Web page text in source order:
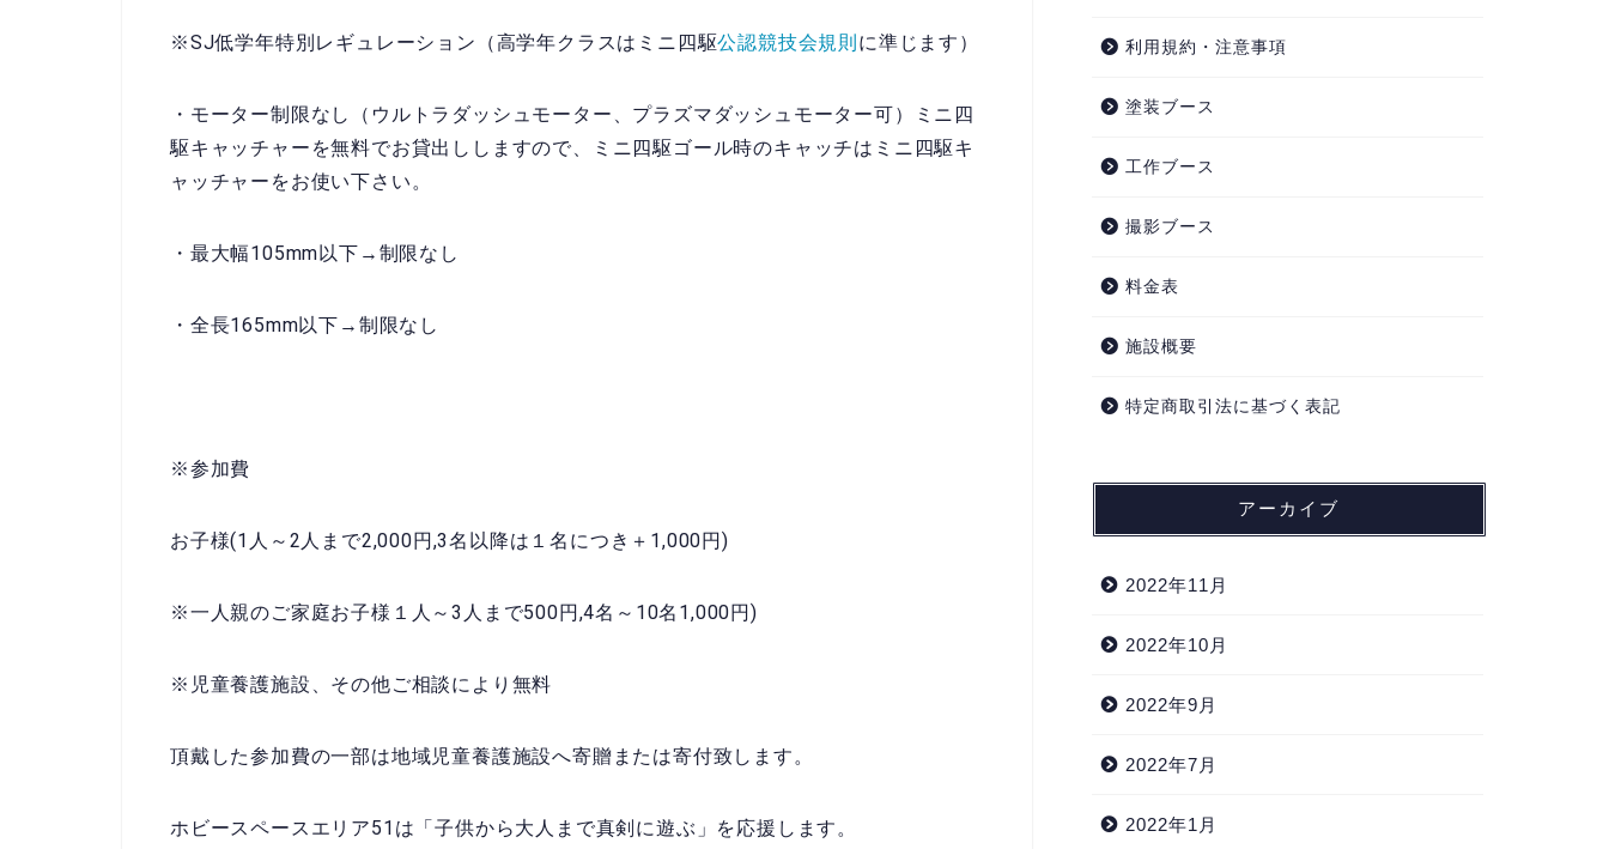
※SJ低学年特別レギュレーション（高学年クラスはミニ四駆公認競技会規則に準じます）
・モーター制限なし（ウルトラダッシュモーター、プラズマダッシュモーター可）ミニ四
駆キャッチャーを無料でお貸出ししますので、ミニ四駆ゴール時のキャッチはミニ四駆キ
ャッチャーをお使い下さい。
・最大幅105mm以下→制限なし
・全長165mm以下→制限なし
※参加費
お子様(1人～2人まで2,000円,3名以降は１名につき＋1,000円)
※一人親のご家庭お子様１人～3人まで500円,4名～10名1,000円)
※児童養護施設、その他ご相談により無料
頂戴した参加費の一部は地域児童養護施設へ寄贈または寄付致します。
ホビースペースエリア51は「子供から大人まで真剣に遊ぶ」を応援します。
利用規約・注意事項
塗装ブース
工作ブース
撮影ブース
料金表
施設概要
特定商取引法に基づく表記
アーカイブ
2022年11月
2022年10月
2022年9月
2022年7月
2022年1月